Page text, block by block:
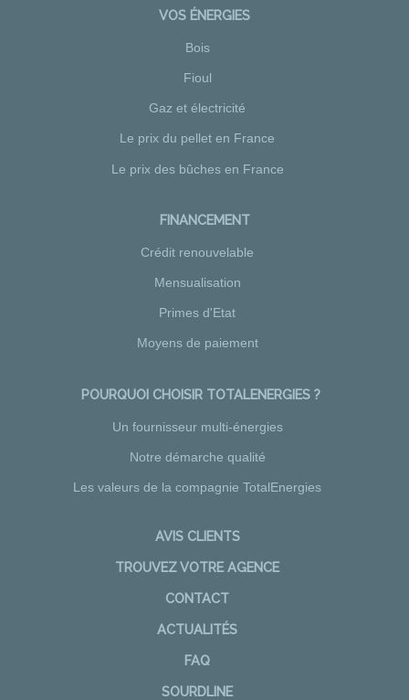
VOS ÉNERGIES
Bois
Fioul
Gaz et électricité
Le prix du pellet en France
Le prix des bûches en France
FINANCEMENT
Crédit renouvelable
Mensualisation
Primes d'Etat
Moyens de paiement
POURQUOI CHOISIR TOTALENERGIES ?
Un fournisseur multi-énergies
Notre démarche qualité
Les valeurs de la compagnie TotalEnergies
AVIS CLIENTS
TROUVEZ VOTRE AGENCE
CONTACT
ACTUALITÉS
FAQ
SOURDLINE